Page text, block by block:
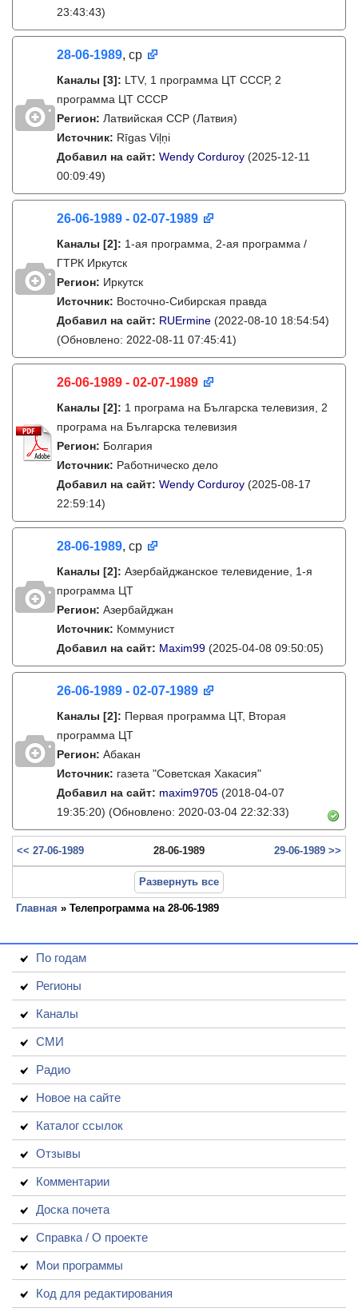
23:43:43)
28-06-1989, ср
Каналы [3]: LTV, 1 программа ЦТ СССР, 2
программа ЦТ СССР
Регион: Латвийская ССР (Латвия)
Источник: Rīgas Viļņi
Добавил на сайт: Wendy Corduroy (2025-12-11
00:09:49)
26-06-1989 - 02-07-1989
Каналы [2]: 1-ая программа, 2-ая программа /
ГТРК Иркутск
Регион: Иркутск
Источник: Восточно-Сибирская правда
Добавил на сайт: RUErmine (2022-08-10 18:54:54)
(Обновлено: 2022-08-11 07:45:41)
26-06-1989 - 02-07-1989
Каналы [2]: 1 програма на Българска телевизия, 2
програма на Българска телевизия
Регион: Болгария
Источник: Работническо дело
Добавил на сайт: Wendy Corduroy (2025-08-17
22:59:14)
28-06-1989, ср
Каналы [2]: Азербайджанское телевидение, 1-я
программа ЦТ
Регион: Азербайджан
Источник: Коммунист
Добавил на сайт: Maxim99 (2025-04-08 09:50:05)
26-06-1989 - 02-07-1989
Каналы [2]: Первая программа ЦТ, Вторая
программа ЦТ
Регион: Абакан
Источник: газета "Советская Хакасия"
Добавил на сайт: maxim9705 (2018-04-07
19:35:20) (Обновлено: 2020-03-04 22:32:33)
<< 27-06-1989 28-06-1989 29-06-1989 >>
Развернуть все
Главная » Телепрограмма на 28-06-1989
По годам
Регионы
Каналы
СМИ
Радио
Новое на сайте
Каталог ссылок
Отзывы
Комментарии
Доска почета
Справка / О проекте
Мои программы
Код для редактирования